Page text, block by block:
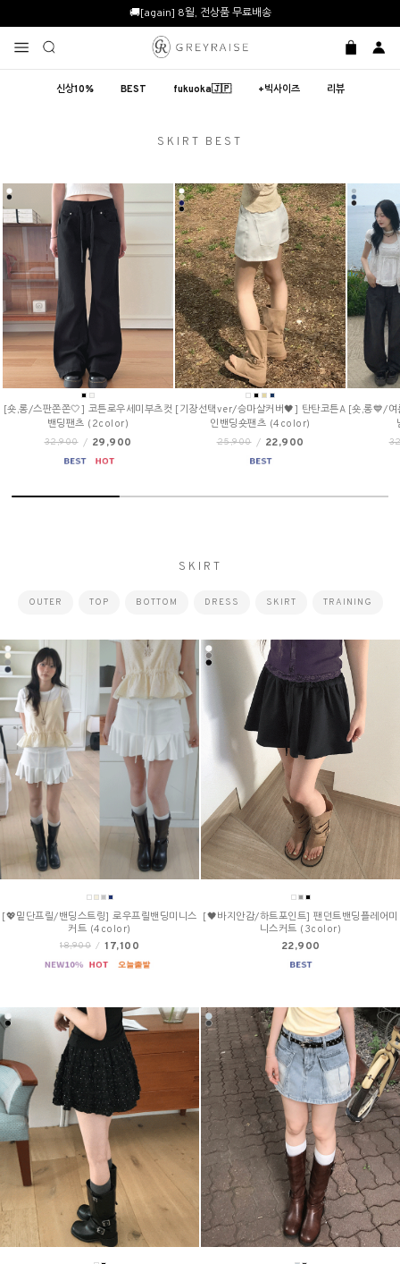
🚚[again] 8월, 전상품 무료배송
신상10% BEST fukuoka🇯🇵 +빅사이즈 리뷰
SKIRT BEST
[기장선택ver/승마살커버🖤] 탄탄코튼A
인밴딩숏팬츠 (4color)
25,900 / 22,900
[숏,롱💙/여름원단] 썸머인밴딩와이드데
님팬츠 (3color)
32,900 / 29,900
[MADE/
SKIRT
OUTER TOP BOTTOM DRESS SKIRT TRAINING
[💖밑단프릴/밴딩스트링] 로우프릴밴딩미니스
커트 (4color)
18,900 / 17,100
[🖤바지안감/하트포인트] 팬던트밴딩플레어미
니스커트 (3color)
22,900